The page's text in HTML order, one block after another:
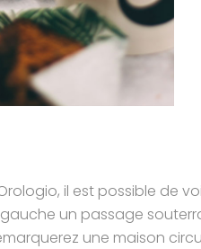
il est possible de
un passage
une maison